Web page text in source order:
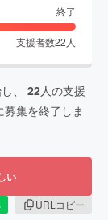
終了
支援者数22 人
、 22人の支援
募集を終了しま
い
URLコピー